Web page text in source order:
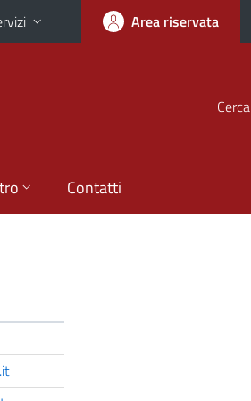
Area riservata
Cerca
Contatti